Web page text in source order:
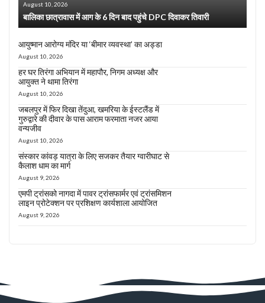
August 10, 2026
बालिका छात्रावास में आग के 6 दिन बाद पहुंचे DPC दिवाकर तिवारी
आयुष्मान आरोग्य मंदिर या ‘बीमार व्यवस्था’ का अड्डा
August 10, 2026
हर घर तिरंगा अभियान में महापौर, निगम अध्यक्ष और
आयुक्त ने थामा तिरंगा
August 10, 2026
जबलपुर में फिर दिखा तेंदुआ, खमरिया के ईस्टलैंड में
गुरुद्वारे की दीवार के पास आराम फरमाता नजर आया
वन्यजीव
August 10, 2026
संस्कार कांवड़ यात्रा के लिए सजकर तैयार ग्वारीघाट से
कैलाश धाम का मार्ग
August 9, 2026
एमपी ट्रांसको नागदा में पावर ट्रांसफार्मर एवं ट्रांसमिशन
लाइन प्रोटेक्शन पर प्रशिक्षण कार्यशाला आयोजित
August 9, 2026